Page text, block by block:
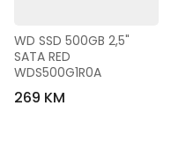
WD SSD 500GB 2,5"
SATA RED
WDS500G1R0A
269 KM